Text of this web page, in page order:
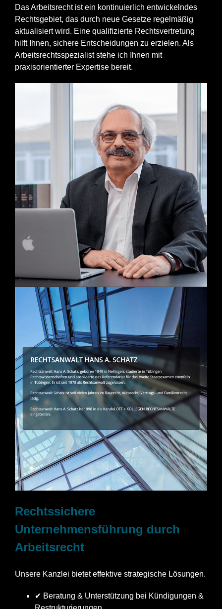
Das Arbeitsrecht ist ein kontinuierlich entwickelndes
Rechtsgebiet, das durch neue Gesetze regelmäßig
aktualisiert wird. Eine qualifizierte Rechtsvertretung
hilft Ihnen, sichere Entscheidungen zu erzielen. Als
Arbeitsrechtsspezialist stehe ich Ihnen mit
praxisorientierter Expertise bereit.
Rechtssichere
Unternehmensführung durch
Arbeitsrecht
Unsere Kanzlei bietet effektive strategische Lösungen.
✔ Beratung & Unterstützung bei Kündigungen &